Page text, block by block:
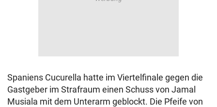
Spaniens Cucurella hatte im Viertelfinale gegen die
Gastgeber im Strafraum einen Schuss von Jamal
Musiala mit dem Unterarm geblockt. Die Pfeife von